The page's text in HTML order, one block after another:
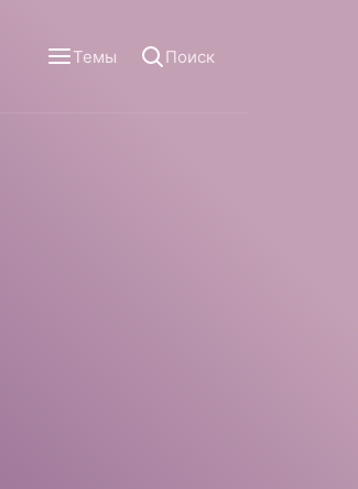
Темы Поиск